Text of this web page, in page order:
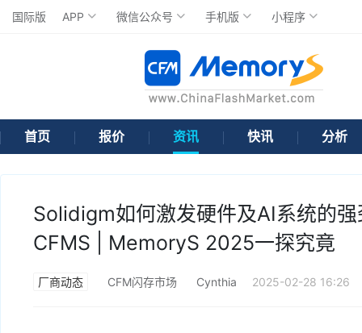
国际版 APP 微信公众号 手机版 小程序
首页 报价 资讯 快讯 分析
Solidigm如何激发硬件及AI系统的
CFMS | MemoryS 2025一探究竟
厂商动态 CFM闪存市场 Cynthia 2025-02-28 16:26